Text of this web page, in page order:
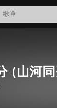
(山河